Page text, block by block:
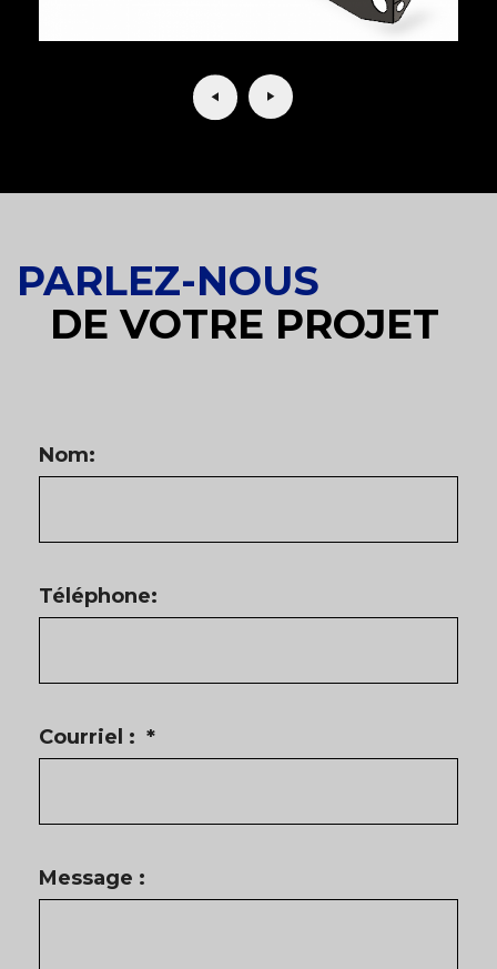
PARLEZ-NOUS
DE VOTRE PROJET
Nom:
Téléphone:
Courriel : *
Message :